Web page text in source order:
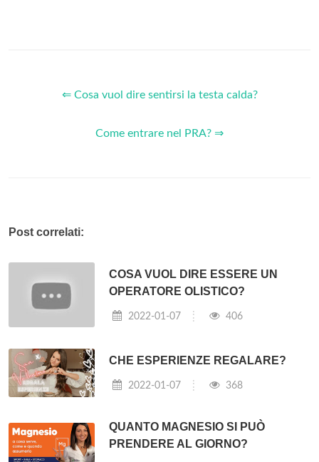
⇐ Cosa vuol dire sentirsi la testa calda?
Come entrare nel PRA? ⇒
Post correlati:
COSA VUOL DIRE ESSERE UN
OPERATORE OLISTICO?
2022-01-07 406
CHE ESPERIENZE REGALARE?
2022-01-07 368
QUANTO MAGNESIO SI PUÒ
PRENDERE AL GIORNO?